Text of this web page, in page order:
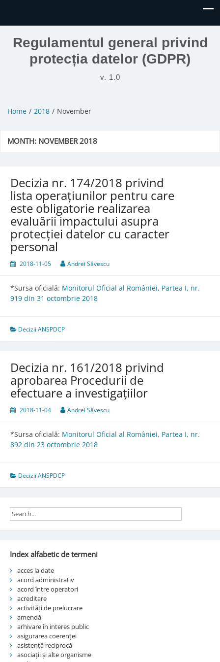
Regulamentul general privind
protecția datelor (GDPR)
v. 1.0
Home 2018 November
MONTH: NOVEMBER 2018
Decizia nr. 174/2018 privind
lista operațiunilor pentru care
este obligatorie realizarea
evaluării impactului asupra
protecției datelor cu caracter
personal
2018-11-05 Andrei Săvescu
*Sursa oficială: Monitorul Oficial al României, Partea I, nr.
919 din 31 octombrie 2018
Decizii ANSPDCP
Decizia nr. 161/2018 privind
aprobarea Procedurii de
efectuare a investigațiilor
2018-11-04 Andrei Săvescu
*Sursa oficială: Monitorul Oficial al României, Partea I, nr.
892 din 23 octombrie 2018
Decizii ANSPDCP
Index alfabetic de termeni
acces la date
acord administrativ
acord între operatori
acreditare
activități de prelucrare
amendă
arhivare în interes public
asigurarea coerenței
asistență reciprocă
asociații și alte organisme